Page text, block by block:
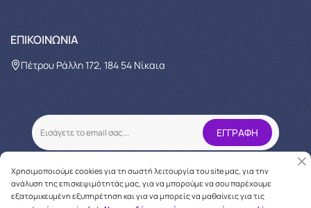
ΕΠΙΚΟΙΝΩΝΊΑ
Πέτρου Ράλλη 172, 184 54 Νίκαια
Χρησιμοποιούμε cookies για τη σωστή λειτουργία του site μας, για την
ανάλυση της επισκεψιμότητάς μας, για να μπορούμε να σου παρέχουμε
εξατομικευμένη εξυπηρέτηση και για να μπορείς να μαθαίνεις για τις